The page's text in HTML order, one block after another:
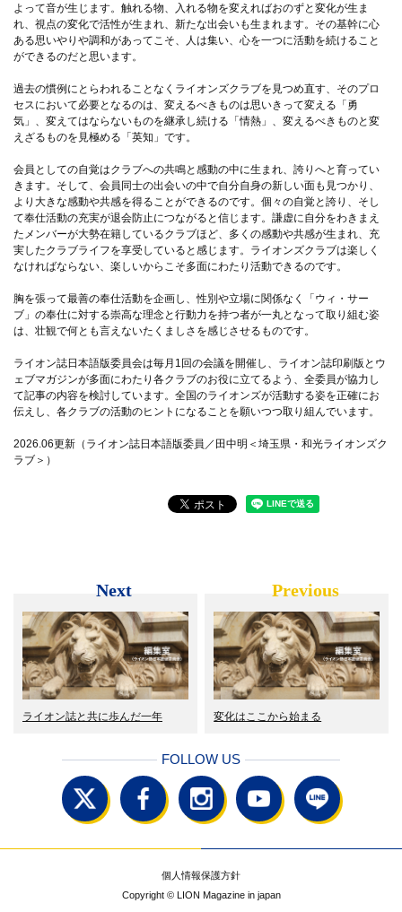
よって音が生じます。触れる物、入れる物を変えればおのずと変化が生ま
れ、視点の変化で活性が生まれ、新たな出会いも生まれます。その基幹に心
ある思いやりや調和があってこそ、人は集い、心を一つに活動を続けること
ができるのだと思います。
過去の慣例にとらわれることなくライオンズクラブを見つめ直す、そのプロ
セスにおいて必要となるのは、変えるべきものは思いきって変える「勇
気」、変えてはならないものを継承し続ける「情熱」、変えるべきものと変
えざるものを見極める「英知」です。
会員としての自覚はクラブへの共鳴と感動の中に生まれ、誇りへと育ってい
きます。そして、会員同士の出会いの中で自分自身の新しい面も見つかり、
より大きな感動や共感を得ることができるのです。個々の自覚と誇り、そし
て奉仕活動の充実が退会防止につながると信じます。謙虚に自分をわきまえ
たメンバーが大勢在籍しているクラブほど、多くの感動や共感が生まれ、充
実したクラブライフを享受していると感じます。ライオンズクラブは楽しく
なければならない、楽しいからこそ多面にわたり活動できるのです。
胸を張って最善の奉仕活動を企画し、性別や立場に関係なく「ウィ・サー
ブ」の奉仕に対する崇高な理念と行動力を持つ者が一丸となって取り組む姿
は、壮観で何とも言えないたくましさを感じさせるものです。
ライオン誌日本語版委員会は毎月1回の会議を開催し、ライオン誌印刷版とウ
ェブマガジンが多面にわたり各クラブのお役に立てるよう、全委員が協力し
て記事の内容を検討しています。全国のライオンズが活動する姿を正確にお
伝えし、各クラブの活動のヒントになることを願いつつ取り組んでいます。
2026.06更新（ライオン誌日本語版委員／田中明＜埼玉県・和光ライオンズク
ラブ＞）
Next
ライオン誌と共に歩んだ一年
Previous
変化はここから始まる
FOLLOW US
個人情報保護方針
Copyright © LION Magazine in japan